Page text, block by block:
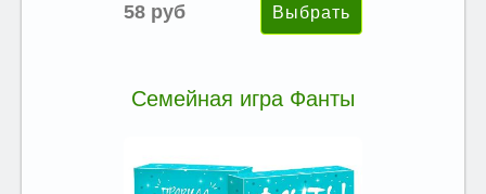
58 руб
Семейная игра Фанты